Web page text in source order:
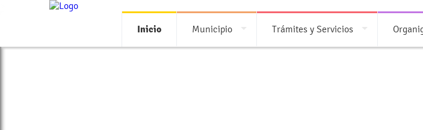
Inicio Municipio Trámites y Servicios